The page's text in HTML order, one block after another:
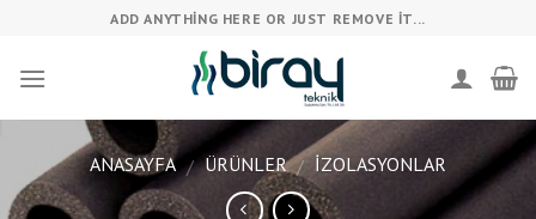
content
ADD ANYTHING HERE OR JUST REMOVE IT...
ANASAYFA / ÜRÜNLER / İZOLASYONLAR